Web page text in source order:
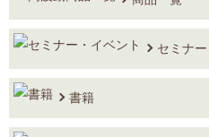
字からひもとく 健幸の秘訣・前編』を
2026.01.08 こころとからだの健幸タイ
抱負』を更新しました。
年の抱負』を掲載しました。
2025.12.04 こころとからだの健幸タイ
セミナ
書籍